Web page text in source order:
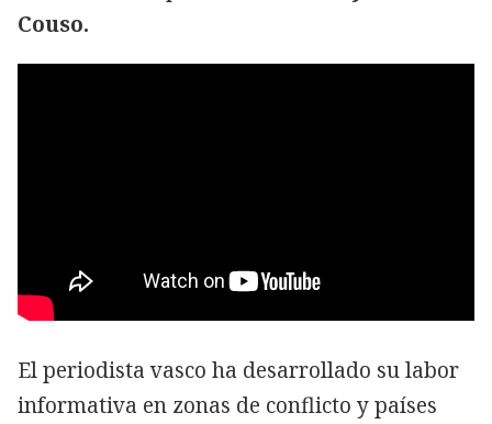
Couso.
El periodista vasco ha desarrollado su labor
informativa en zonas de conflicto y países